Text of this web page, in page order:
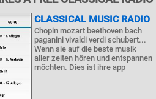
CLASSICAL MUSIC RADIO
Chopin mozart beethoven bach
paganini vivaldi verdi schubert...
Wenn sie auf die beste musik
aller zeiten hören und entspannen
möchten. Dies ist ihre app